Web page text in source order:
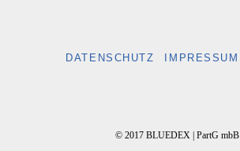
DATENSCHUTZ IMPRESSUM
© 2017 BLUEDEX | PartG mbB